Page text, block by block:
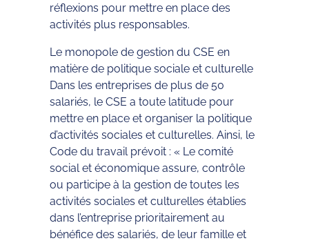
réflexions pour mettre en place des
activités plus responsables.
Le monopole de gestion du CSE en
matière de politique sociale et culturelle
Dans les entreprises de plus de 50
salariés, le CSE a toute latitude pour
mettre en place et organiser la politique
d’activités sociales et culturelles. Ainsi, le
Code du travail prévoit : « Le comité
social et économique assure, contrôle
ou participe à la gestion de toutes les
activités sociales et culturelles établies
dans l’entreprise prioritairement au
bénéfice des salariés, de leur famille et